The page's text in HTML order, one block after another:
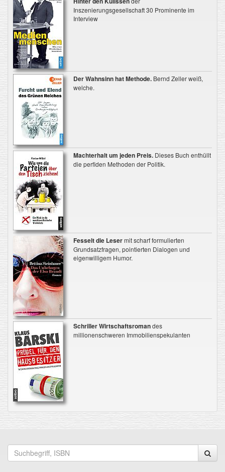
Inszenierungsgesellschaft 30 Prominente im
Interview
Der Wahnsinn hat Methode. Bernd Zeller weiß,
welche.
Machterhalt um jeden Preis.Dieses Buch enthüllt
die perfiden Methoden der Politik.
Fesselt die Lesermit scharf formulierten
Grundsatzfragen, pointierten Dialogen und
eigenwilligem Humor.
Schriller Wirtschaftsromandes
millionenschweren Immobilienspekulanten